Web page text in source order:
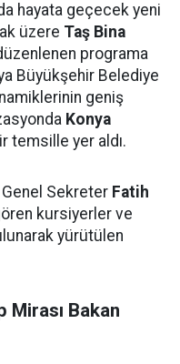
hayata geçecek yeni
üzere Taş Bina
programa
Büyükşehir Belediye
geniş
Konya
temsille yer aldı.
Genel Sekreter Fatih
kursiyerler ve
yürütülen
Mirası Bakan